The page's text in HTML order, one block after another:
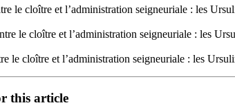
le cloître et l’administration seigneuriale : les
le cloître et l’administration seigneuriale : les
le cloître et l’administration seigneuriale : les
this article